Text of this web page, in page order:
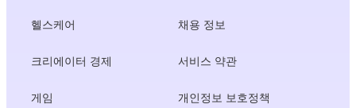
헬스케어
크리에이터 경제
게임
채용 정보
서비스 약관
개인정보 보호정책